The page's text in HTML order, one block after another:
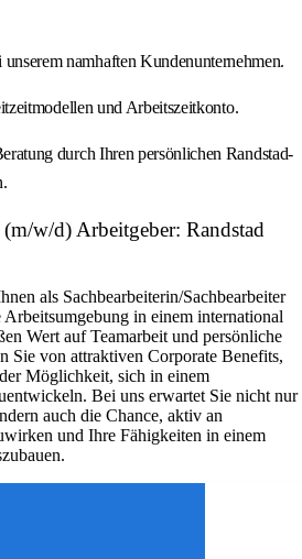
namhaften Kundenunternehmen.
und Arbeitszeitkonto.
durch Ihren persönlichen Randstad-
w/d) Arbeitgeber: Randstad
als Sachbearbeiterin/Sachbearbeiter
in einem international
Wert auf Teamarbeit und persönliche
Sie von attraktiven Corporate Benefits,
Möglichkeit, sich in einem
Bei uns erwartet Sie nicht nur
auch die Chance, aktiv an
und Ihre Fähigkeiten in einem